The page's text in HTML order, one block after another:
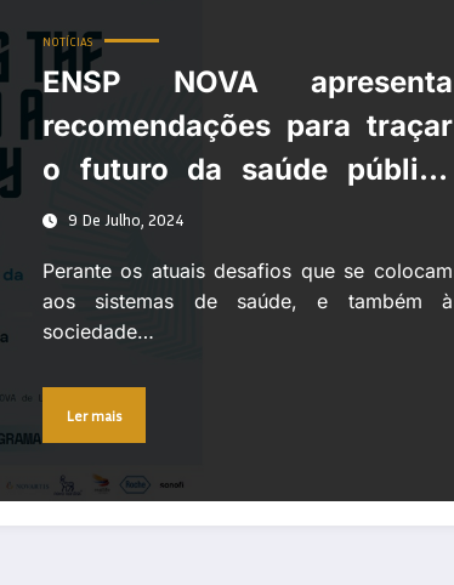
NOTÍCIAS
ENSP NOVA apresenta
recomendações para traçar
o futuro da saúde pública
em Portugal
9 De Julho, 2024
Perante os atuais desafios que se colocam
aos sistemas de saúde, e também à
sociedade…
Ler mais